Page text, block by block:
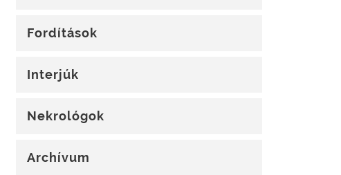
Fordítások
Interjúk
Nekrológok
Archívum